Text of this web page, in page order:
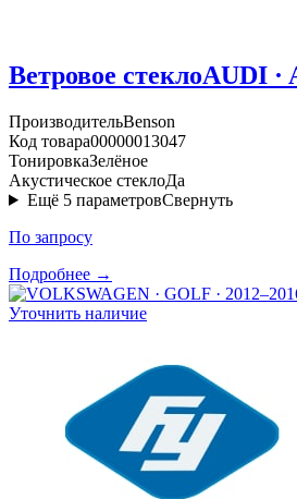
Ветровое стеклоAUDI ·
ПроизводительBenson
Код товара00000013047
ТонировкаЗелёное
Акустическое стеклоДа
Ещё 5 параметровСвернуть
По запросу
Подробнее →
Уточнить наличие